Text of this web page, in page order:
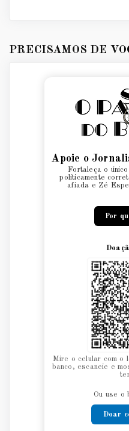
PRECISAMOS DE
Apoie o
Fortaleça o
politicamente
afiada e Zé
Por
Mire o celular com o
banco, escaneie e
Ou use o
Doar